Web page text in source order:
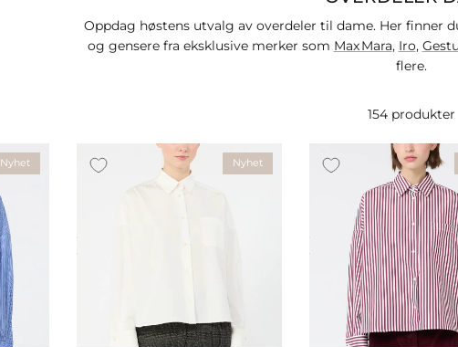
Oppdag høstens utvalg av overdeler til dame. Her finner
og gensere fra eksklusive merker som Max Mara, Iro,
flere.
154 produkter
Nyhet Nyhet